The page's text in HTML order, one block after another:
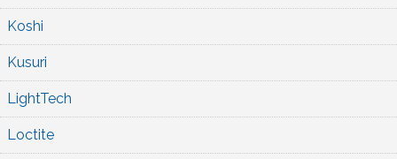
Koshi
Kusuri
LightTech
Loctite